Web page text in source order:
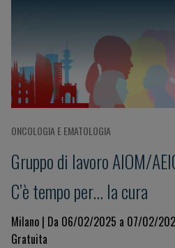
ONCOLOGIA E EMATOLOGIA
Gruppo di lavoro AIOM/
C’è tempo per… la cura
Milano | Da 06/02/2025 a 07/02/
Gratuita